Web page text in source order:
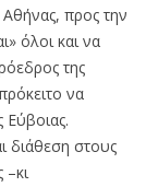
προς την
όλοι και να
της
να
διάθεση στους
–κι